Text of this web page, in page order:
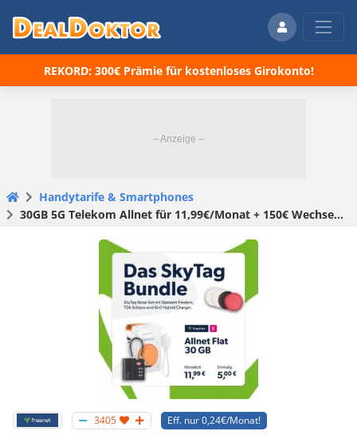
REKORD: 300€ Prämie für kostenloses Girokonto!
Handytarife & Smartphones
30GB 5G Telekom Allnet für 11,99€/Monat + 150€ Wechselbonus + 0,00€ AG + 4 SkyTags + TSA Lock (AirTags Alternative) + 6in1 Hybrid Powerbank für 5€ – freenet Telekom green LTE
3405 Eff. nur 0,24€/Monat!